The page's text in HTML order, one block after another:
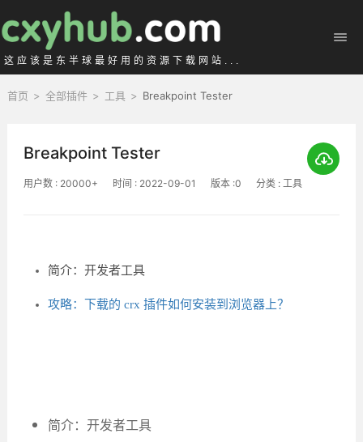
这应该是东半球最好用的资源下载网站...
首页 > 全部插件 > 工具 > Breakpoint Tester
Breakpoint Tester
用户数 : 20000+ 时间 : 2022-09-01 版本 :0 分类 : 工具
简介：开发者工具
攻略：下载的 crx 插件如何安装到浏览器上？
简介：开发者工具